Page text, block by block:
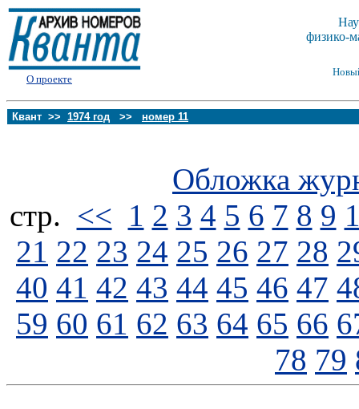
О проекте
физико-
Квант >> 1974 год >> номер 11
Обложка
стp. << 1 2 3 4 5 6 7 8 9
21 22 23 24 25 26 27 28
40 41 42 43 44 45 46 47
59 60 61 62 63 64 65 66
78 79